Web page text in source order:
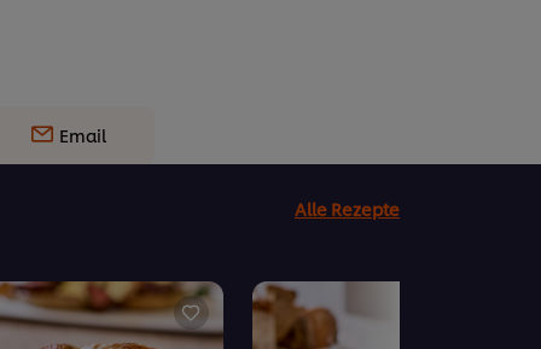
Email
Alle Rezepte